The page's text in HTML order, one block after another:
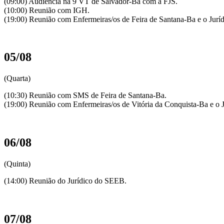
(10:00) Reunião com IGH.
(19:00) Reunião com Enfermeiras/os de Feira de Santana-Ba e o
05/08
(Quarta)
(10:30) Reunião com SMS de Feira de Santana-Ba.
(19:00) Reunião com Enfermeiras/os de Vitória da Conquista-Ba e o
06/08
(Quinta)
(14:00) Reunião do Jurídico do SEEB.
07/08